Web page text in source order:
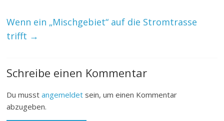
Wenn ein „Mischgebiet“ auf die Stromtrasse
trifft →
Schreibe einen Kommentar
Du musstangemeldet sein, um einen Kommentar
abzugeben.